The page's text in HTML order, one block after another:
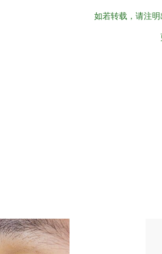
如若转载，请注